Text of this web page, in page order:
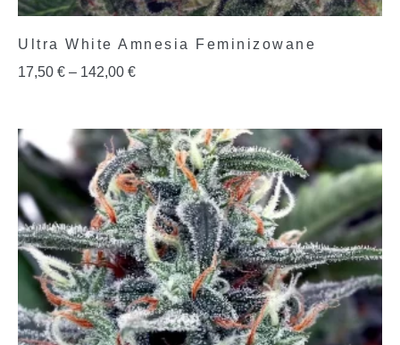
Ultra White Amnesia Feminizowane
17,50 € – 142,00 €